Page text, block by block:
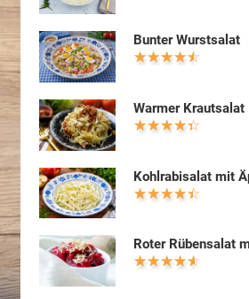
Bunter Wurstsalat
Warmer Krautsalat
Kohlrabisalat mit
Roter Rübensalat